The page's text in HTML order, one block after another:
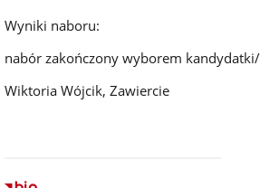
Wyniki naboru:
nabór zakończony wyborem
Wiktoria Wójcik, Zawiercie